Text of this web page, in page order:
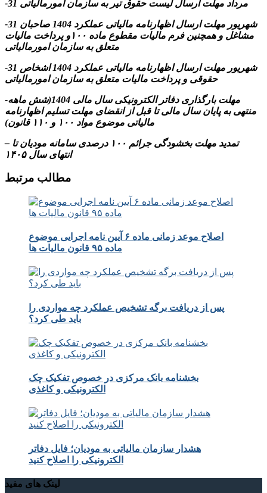
-31 مرداد مهلت ارسال ليست حقوق تیر به سازمان امورمالیاتی
-31 شهریور مهلت ارسال اظهارنامه مالیاتی عملکرد 1404 صاحبان
مشاغل و همچنین فرم مالیات مقطوع ماده ۱۰۰و پرداخت مالیات
متعلق به سازمان امورمالیاتی
-31 شهریور مهلت ارسال اظهارنامه مالیاتی عملکرد 1404 اشخاص
حقوقی و پرداخت مالیات متعلق به سازمان امورمالیاتی
-مهلت بارگذاری دفاتر الکترونیکی سال مالی 1404(شش ماهه
منتهی به پایان سال مالی تا قبل از انقضای مهلت تسلیم اظهارنامه
مالیاتی موضوع مواد ۱۰۰ و ۱۱۰ قانون)
– تمدید مهلت بخشودگی جرائم ۱۰۰ درصدی سامانه مودیان تا
انتهای سال ۱۴۰۵
مطالب مرتبط
اصلاح موعد زمانی ماده ۶ آیین نامه اجرایی موضوع
ماده ۹۵ قانون مالیات ها
پس از دریافت برگه تشخیص عملکرد چه مواردی را
باید طی کرد؟
بخشنامه بانک مرکزی در خصوص تفکیک چک
الکترونیکی و کاغذی
هشدار سازمان مالیاتی به مودیان؛ فایل دفاتر
الکترونیکی را اصلاح کنید
لینک های مفید